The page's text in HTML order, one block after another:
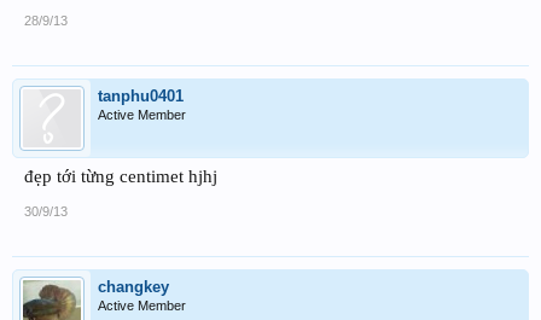
28/9/13
tanphu0401
Active Member
đẹp tới từng centimet hjhj
30/9/13
changkey
Active Member